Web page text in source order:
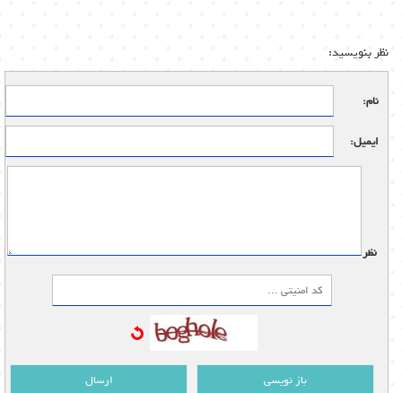
نظر بنویسید:
نام:
ایمیل:
نظر:
ارسال باز نویسی